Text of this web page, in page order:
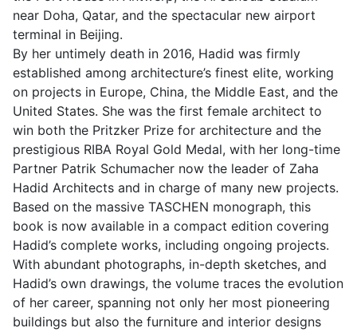
near Doha, Qatar, and the spectacular new airport
terminal in Beijing.
By her untimely death in 2016, Hadid was firmly
established among architecture’s finest elite, working
on projects in Europe, China, the Middle East, and the
United States. She was the first female architect to
win both the Pritzker Prize for architecture and the
prestigious RIBA Royal Gold Medal, with her long-time
Partner Patrik Schumacher now the leader of Zaha
Hadid Architects and in charge of many new projects.
Based on the massive TASCHEN monograph, this
book is now available in a compact edition covering
Hadid’s complete works, including ongoing projects.
With abundant photographs, in-depth sketches, and
Hadid’s own drawings, the volume traces the evolution
of her career, spanning not only her most pioneering
buildings but also the furniture and interior designs